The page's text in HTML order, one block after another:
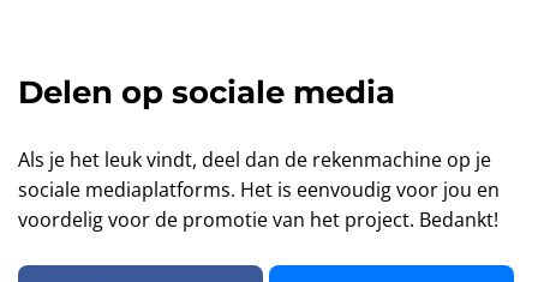
Delen op sociale media
Als je het leuk vindt, deel dan de rekenmachine op je
sociale mediaplatforms. Het is eenvoudig voor jou en
voordelig voor de promotie van het project. Bedankt!